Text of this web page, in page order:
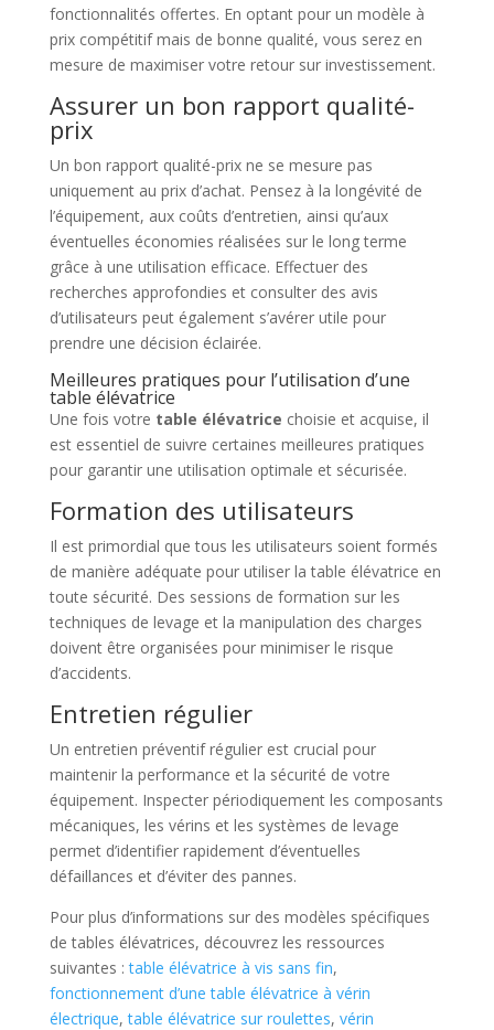
fonctionnalités offertes. En optant pour un modèle à
prix compétitif mais de bonne qualité, vous serez en
mesure de maximiser votre retour sur investissement.
Assurer un bon rapport qualité-
prix
Un bon rapport qualité-prix ne se mesure pas
uniquement au prix d’achat. Pensez à la longévité de
l’équipement, aux coûts d’entretien, ainsi qu’aux
éventuelles économies réalisées sur le long terme
grâce à une utilisation efficace. Effectuer des
recherches approfondies et consulter des avis
d’utilisateurs peut également s’avérer utile pour
prendre une décision éclairée.
Meilleures pratiques pour l’utilisation d’une
table élévatrice
Une fois votre table élévatrice choisie et acquise, il
est essentiel de suivre certaines meilleures pratiques
pour garantir une utilisation optimale et sécurisée.
Formation des utilisateurs
Il est primordial que tous les utilisateurs soient formés
de manière adéquate pour utiliser la table élévatrice en
toute sécurité. Des sessions de formation sur les
techniques de levage et la manipulation des charges
doivent être organisées pour minimiser le risque
d’accidents.
Entretien régulier
Un entretien préventif régulier est crucial pour
maintenir la performance et la sécurité de votre
équipement. Inspecter périodiquement les composants
mécaniques, les vérins et les systèmes de levage
permet d’identifier rapidement d’éventuelles
défaillances et d’éviter des pannes.
Pour plus d’informations sur des modèles spécifiques
de tables élévatrices, découvrez les ressources
suivantes :table élévatrice à vis sans fin,
fonctionnement d’une table élévatrice à vérin
électrique,table élévatrice sur roulettes, vérin